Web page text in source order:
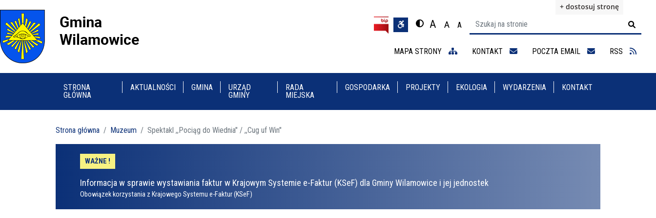
+ dostosuj stronę
Przełącz na motyw wysokiej widoczności
A
A
Ustaw rozmiar czcionki na 125%
A
Ustaw rozmiar czcionki na 100%

MAPA STRONY KONTAKT POCZTA EMAIL RSS
STRONA
GŁÓWNA
AKTUALNOŚCI GMINA
URZĄD
GMINY
RADA
MIEJSKA
GOSPODARKA PROJEKTY EKOLOGIA WYDARZENIA KONTAKT
Strona główna Muzeum Spektakl ,,Pociąg do Wiednia" / ,,Cug uf Win"
WAŻNE !
Informacja w sprawie wystawiania faktur w Krajowym Systemie e-Faktur (KSeF) dla Gminy Wilamowice i jej jednostek
Obowiązek korzystania z Krajowego Systemu e-Faktur (KSeF)